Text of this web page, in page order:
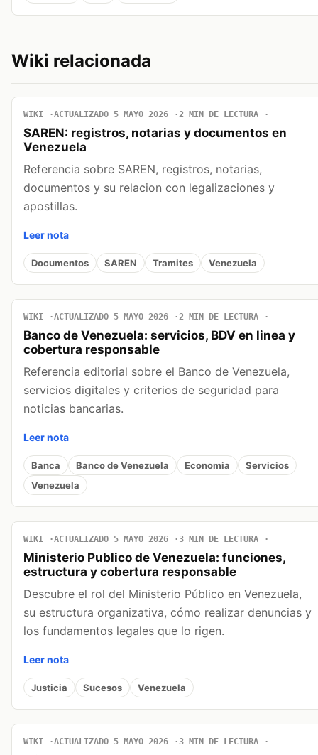
Wiki relacionada
WIKI ACTUALIZADO 5 MAYO 2026 2 MIN DE LECTURA
SAREN: registros, notarias y documentos en
Venezuela
Referencia sobre SAREN, registros, notarias,
documentos y su relacion con legalizaciones y
apostillas.
Leer nota
Documentos SAREN Tramites Venezuela
WIKI ACTUALIZADO 5 MAYO 2026 2 MIN DE LECTURA
Banco de Venezuela: servicios, BDV en linea y
cobertura responsable
Referencia editorial sobre el Banco de Venezuela,
servicios digitales y criterios de seguridad para
noticias bancarias.
Leer nota
Banca Banco de Venezuela Economia
Servicios
Venezuela
WIKI ACTUALIZADO 5 MAYO 2026 3 MIN DE LECTURA
Ministerio Publico de Venezuela: funciones,
estructura y cobertura responsable
Descubre el rol del Ministerio Público en Venezuela,
su estructura organizativa, cómo realizar denuncias y
los fundamentos legales que lo rigen.
Leer nota
Justicia Sucesos Venezuela
WIKI ACTUALIZADO 5 MAYO 2026 3 MIN DE LECTURA